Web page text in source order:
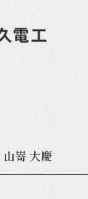
山嵜 大慶